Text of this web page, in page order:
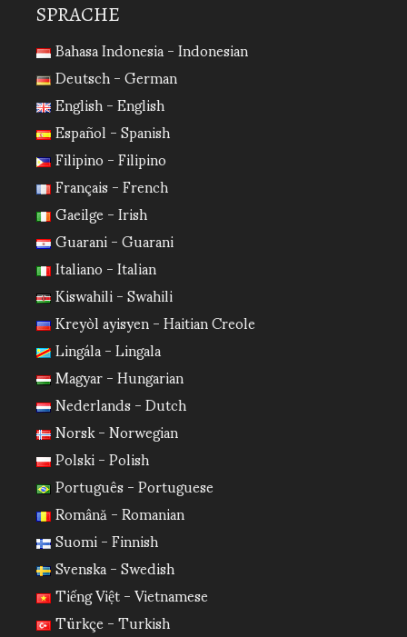
SPRACHE
Bahasa Indonesia - Indonesian
Deutsch - German
English - English
Español - Spanish
Filipino - Filipino
Français - French
Gaeilge - Irish
Guarani - Guarani
Italiano - Italian
Kiswahili - Swahili
Kreyòl ayisyen - Haitian Creole
Lingála - Lingala
Magyar - Hungarian
Nederlands - Dutch
Norsk - Norwegian
Polski - Polish
Português - Portuguese
Română - Romanian
Suomi - Finnish
Svenska - Swedish
Tiếng Việt - Vietnamese
Türkçe - Turkish